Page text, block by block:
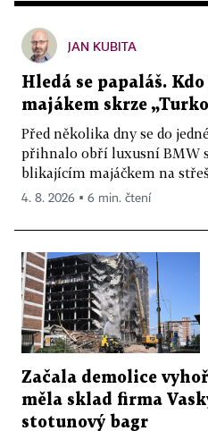
JAN KUBITA
Hledá se papaláš.
majákem skrze
Před několika dny se do
přihnalo obří luxusní BMW
blikajícím majáčkem na
4. 8. 2026 ▪ 6 min. čtení
Začala demolice
měla sklad firma
stotunový bagr